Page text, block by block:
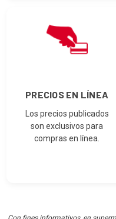
PRECIOS EN LÍNEA
Los precios publicados
son exclusivos para
compras en línea.